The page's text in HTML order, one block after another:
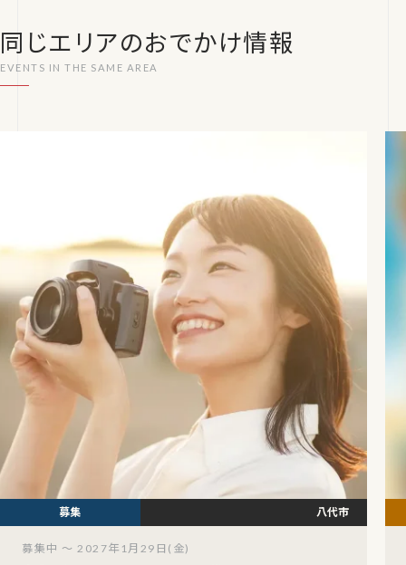
同じエリアのおでかけ情報
八代市
募集中 ～ 2027年1月29日(金)